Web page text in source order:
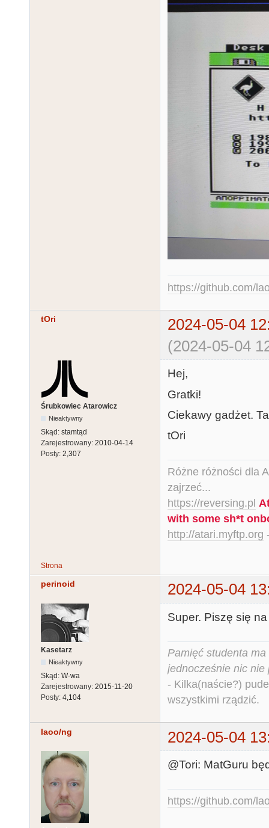
https://github.com/
tOri
2024-05-04
(2024-05-04
Śrubkowiec Atarowicz
Nieaktywny
Skąd: stamtąd
Zarejestrowany: 2010-04-14
Posty: 2,307
Hej,
Gratki!
Ciekawy gadżet.
tOri
Różne różności dla
zajrzeć...
https://reversing.pl
with some sh*t
http://atari.myftp.org
Strona
perinoid 2024-05-04
Kasetarz
Nieaktywny
Skąd: W-wa
Zarejestrowany: 2015-11-20
Posty: 4,104
Super. Piszę się
Pamięć studenta
jednocześnie nic nie
- Kilka(naście?)
wszystkimi rządzić.
laoo/ng 2024-05-04
@Tori: MatGuru
https://github.com/